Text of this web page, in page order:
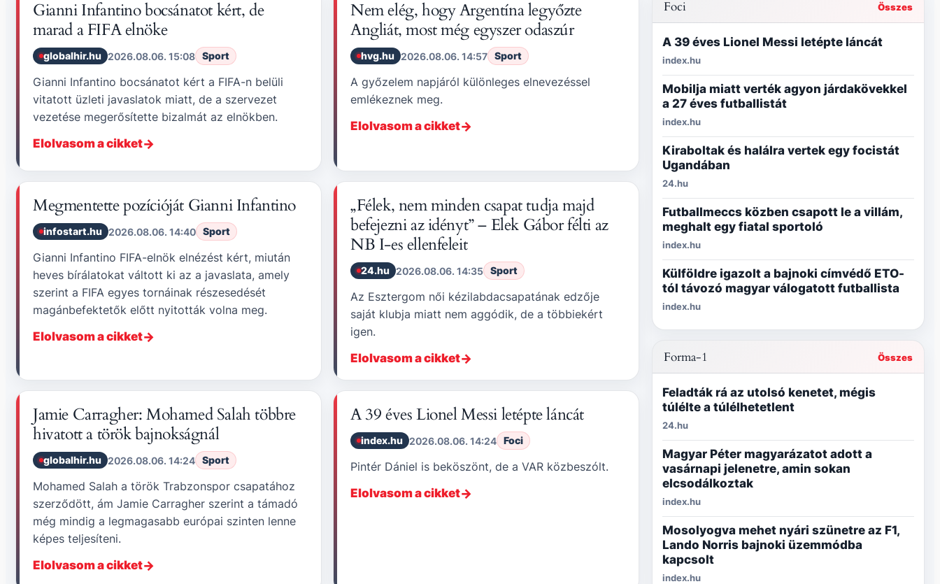
Gianni Infantino bocsánatot kért, de
marad a FIFA elnöke
globalhir.hu 2026.08.06. 15:08 Sport
Gianni Infantino bocsánatot kért a FIFA-n belüli
vitatott üzleti javaslatok miatt, de a szervezet
vezetése megerősítette bizalmát az elnökben.
Elolvasom a cikket
Nem elég, hogy Argentína legyőzte
Angliát, most még egyszer odaszúr
hvg.hu 2026.08.06. 14:57 Sport
A győzelem napjáról különleges elnevezéssel
emlékeznek meg.
Elolvasom a cikket
Megmentette pozícióját Gianni Infantino
infostart.hu 2026.08.06. 14:40 Sport
Gianni Infantino FIFA-elnök elnézést kért, miután
heves bírálatokat váltott ki az a javaslata, amely
szerint a FIFA egyes tornáinak részesedését
magánbefektetők előtt nyitották volna meg.
Elolvasom a cikket
„Félek, nem minden csapat tudja majd
befejezni az idényt” – Elek Gábor félti az
NB I-es ellenfeleit
24.hu 2026.08.06. 14:35 Sport
Az Esztergom női kézilabdacsapatának edzője
saját klubja miatt nem aggódik, de a többiekért
igen.
Elolvasom a cikket
Jamie Carragher: Mohamed Salah többre
hivatott a török bajnokságnál
globalhir.hu 2026.08.06. 14:24 Sport
Mohamed Salah a török Trabzonspor csapatához
szerződött, ám Jamie Carragher szerint a támadó
még mindig a legmagasabb európai szinten lenne
képes teljesíteni.
Elolvasom a cikket
A 39 éves Lionel Messi letépte láncát
index.hu 2026.08.06. 14:24 Foci
Pintér Dániel is beköszönt, de a VAR közbeszólt.
Elolvasom a cikket
Foci Összes
A 39 éves Lionel Messi letépte láncát
index.hu
Mobilja miatt verték agyon járdakövekkel
a 27 éves futballistát
index.hu
Kiraboltak és halálra vertek egy focistát
Ugandában
24.hu
Futballmeccs közben csapott le a villám,
meghalt egy fiatal sportoló
index.hu
Külföldre igazolt a bajnoki címvédő ETO-
tól távozó magyar válogatott futballista
index.hu
Forma-1 Összes
Feladták rá az utolsó kenetet, mégis
túlélte a túlélhetetlent
24.hu
Magyar Péter magyarázatot adott a
vasárnapi jelenetre, amin sokan
elcsodálkoztak
index.hu
Mosolyogva mehet nyári szünetre az F1,
Lando Norris bajnoki üzemmódba
kapcsolt
index.hu